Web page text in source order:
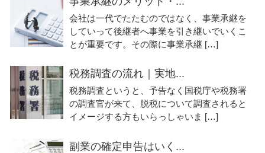
会社は一代でたたむのではなく、事業承継を
していって後継者へ事業を引き継いでいくこ
とが重要です。その際に事業承継 […]
税務調査の流れ｜実地...
税務調査というと、予告なく国税庁や税務署
の調査官が来て、脱税について調査されると
イメージする方もいらっしゃいま […]
副業の確定申告はいく...